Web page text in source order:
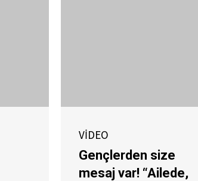
VİDEO
Gençlerden size
mesaj var! “Ailede,